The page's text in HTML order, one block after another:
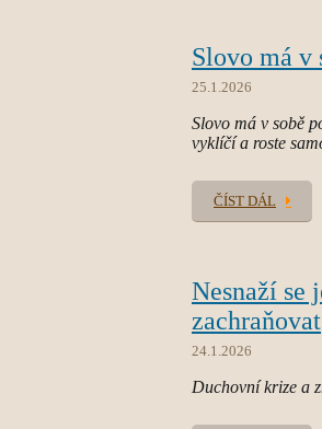
Slovo má v
25.1.2026
Slovo má v sobě
vyklíčí a roste
ČÍST DÁL
Nesnaží se
zachraňovat
24.1.2026
Duchovní krize a